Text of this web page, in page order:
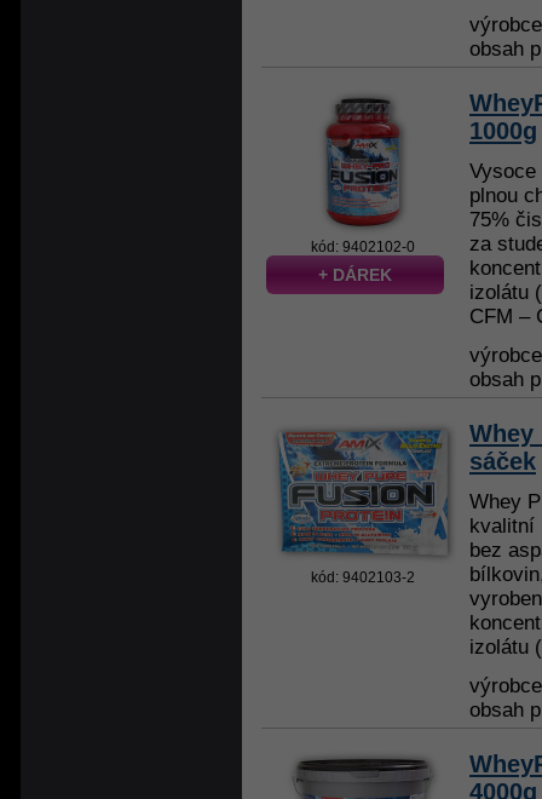
obsah
kód: 9402102-0
+ DÁREK
1000g
plnou
75%
za
izolátu
CFM –
obsah
kód: 9402103-2
Whey
sáček
Whey
kvalitní
bez
izolátu
obsah
4000g